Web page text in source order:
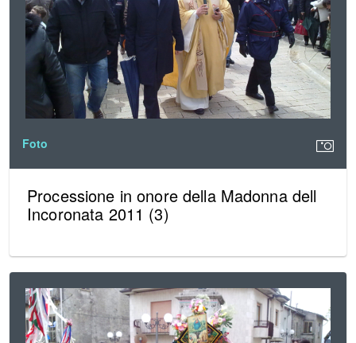
Foto
Processione in onore della Madonna dell
Incoronata 2011 (3)